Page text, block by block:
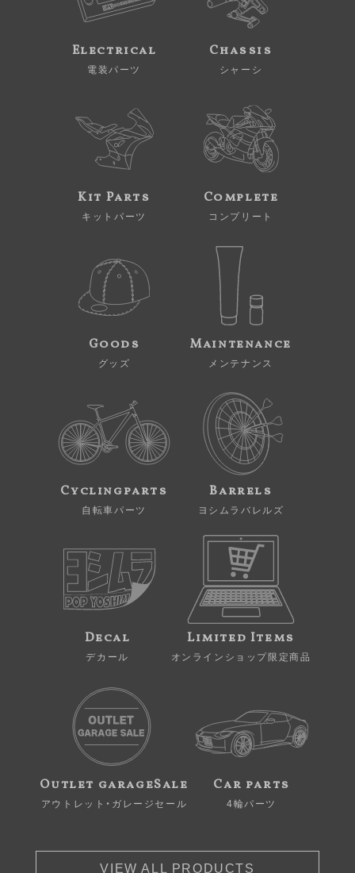
Electrical
電装パーツ
Chassis
シャーシ
Kit Parts
キットパーツ
Complete
コンプリート
Goods
グッズ
Maintenance
メンテナンス
Cyclingparts
自転車パーツ
Barrels
ヨシムラバレルズ
Decal
デカール
Limited Items
オンラインショップ限定商品
Outlet garageSale
アウトレット・ガレージセール
Car parts
4輪パーツ
VIEW ALL PRODUCTS